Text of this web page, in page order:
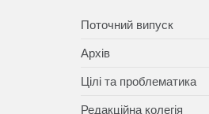
Поточний випуск
Архів
Цілі та проблематика
Редакційна колегія